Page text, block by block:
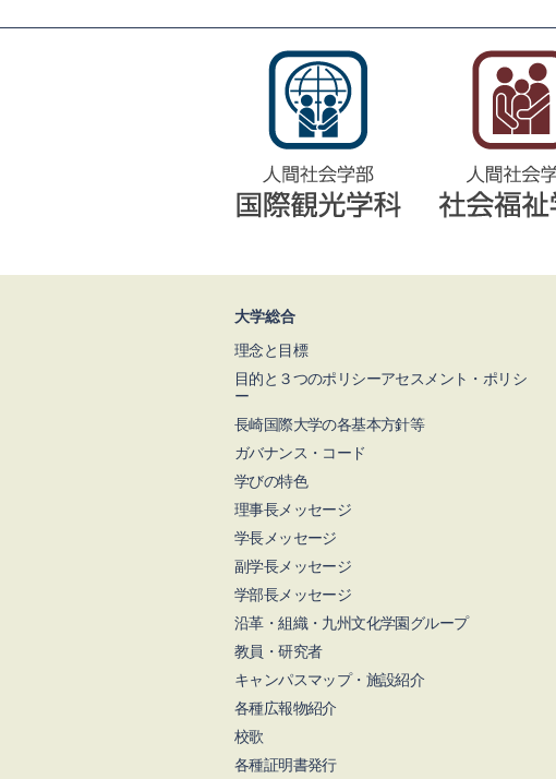
大学総合
理念と目標
目的と３つのポリシーアセスメント・ポリシ
ー
長崎国際大学の各基本方針等
ガバナンス・コード
学びの特色
理事長メッセージ
学長メッセージ
副学長メッセージ
学部長メッセージ
沿革・組織・九州文化学園グループ
教員・研究者
キャンパスマップ・施設紹介
各種広報物紹介
校歌
各種証明書発行